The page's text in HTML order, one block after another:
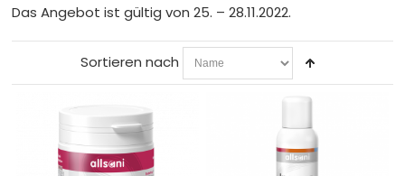
Das Angebot ist gültig von 25. – 28.11.2022.
Sortieren nach